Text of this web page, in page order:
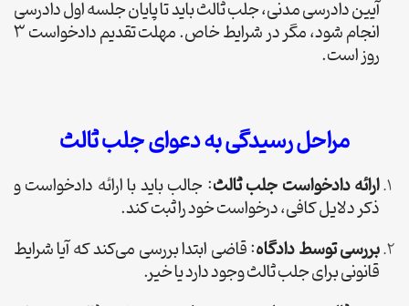
آیین دادرسی مدنی، جلب ثالث باید تا پایان جلسه اول دادرسی
انجام شود، مگر در شرایط خاص. مهلت تقدیم دادخواست 3
روز است.
مراحل رسیدگی به دعوای جلب ثالث
ارائه دادخواست جلب ثالث: جالب باید با ارائه دادخواست و
ذکر دلایل کافی، درخواست خود را ثبت کند.
بررسی توسط دادگاه: قاضی ابتدا بررسی می‌کند که آیا شرایط
قانونی برای جلب ثالث وجود دارد یا خیر.